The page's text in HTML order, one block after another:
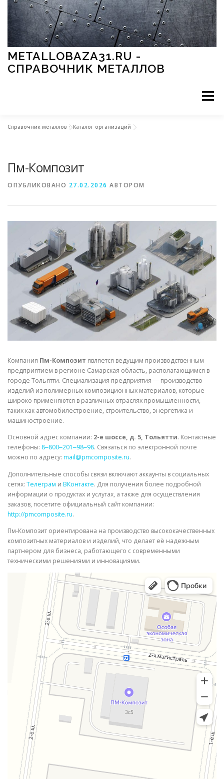
Перейти к содержимому
METALLOBAZA31.RU -
СПРАВОЧНИК МЕТАЛЛОВ
Меню
МЕТАЛЛЫ И ОКРУЖАЮЩАЯ СРЕДА
СВОЙСТВА МЕТАЛЛОВ СОРТА МЕТАЛЛОВ
СТАТЬИ
Справочник металлов »Каталог организаций
Пм-Композит
ОПУБЛИКОВАНО 27.02.2026 АВТОРОМ
Компания Пм-Композит является ведущим производственным
предприятием в регионе Самарская область, располагающимся в
городе Тольятти. Специализация предприятия — производство
изделий из полимерных композиционных материалов, которые
широко применяются в различных отраслях промышленности,
таких как автомобилестроение, строительство, энергетика и
машиностроение.
Основной адрес компании: 2-е шоссе, д. 5, Тольятти. Контактные
телефоны: 8‒800‒201‒98‒98. Связаться по электронной почте
можно по адресу: mail@pmcomposite.ru.
Дополнительные способы связи включают аккаунты в социальных
сетях: Телеграм и ВКонтакте. Для получения более подробной
информации о продуктах и услугах, а также для осуществления
заказов, посетите официальный сайт компании:
http://pmcomposite.ru.
Пм-Композит ориентирована на производство высококачественных
композитных материалов и изделий, что делает её надежным
партнером для бизнеса, работающего с современными
техническими решениями и инновациями.